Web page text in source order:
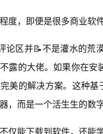
度，即便是很多商业软
论区并📝不是灌水的荒
露的大佬。如果你在
美的解决方案。这种
，而是一个活生生的数
仅能下载到软件，还能